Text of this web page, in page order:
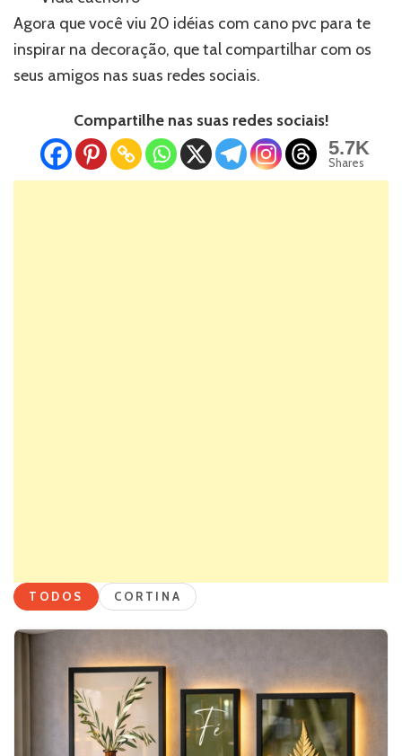
Agora que você viu 20 idéias com cano pvc para te
inspirar na decoração, que tal compartilhar com os
seus amigos nas suas redes sociais.
Compartilhe nas suas redes sociais!
5.7K
Shares
TODOS CORTINA